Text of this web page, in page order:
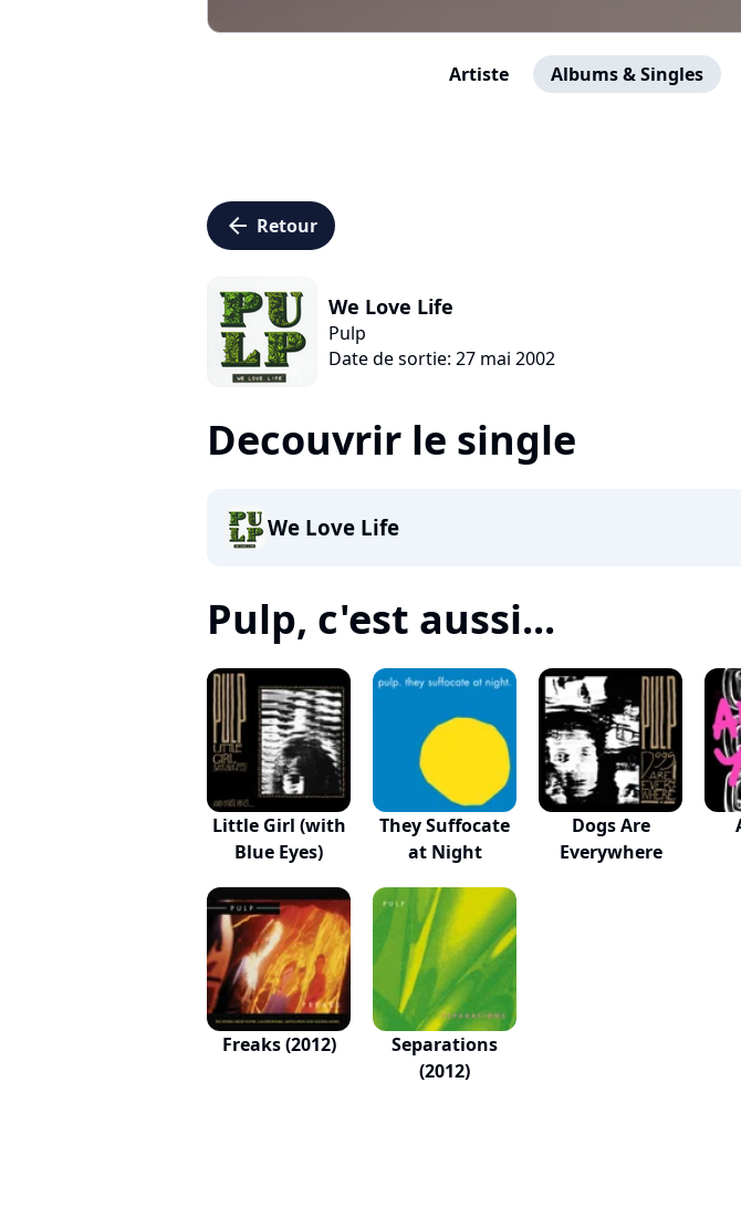
Artiste Albums & Singles
arrow_left Retour
We Love Life
Pulp
Date de sortie: 27 mai 2002
Decouvrir le single
We Love Life
Pulp, c'est aussi...
Little Girl (with
Blue Eyes)
They Suffocate
at Night
Dogs Are
Everywhere
Freaks (2012)
Separations
(2012)